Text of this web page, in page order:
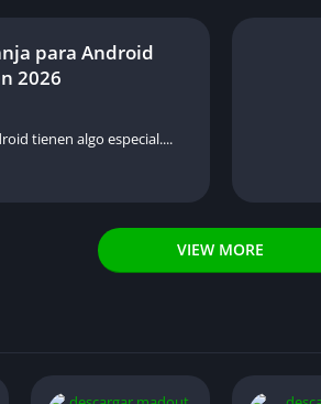
para Android
2026
tienen algo especial....
VIEW MORE